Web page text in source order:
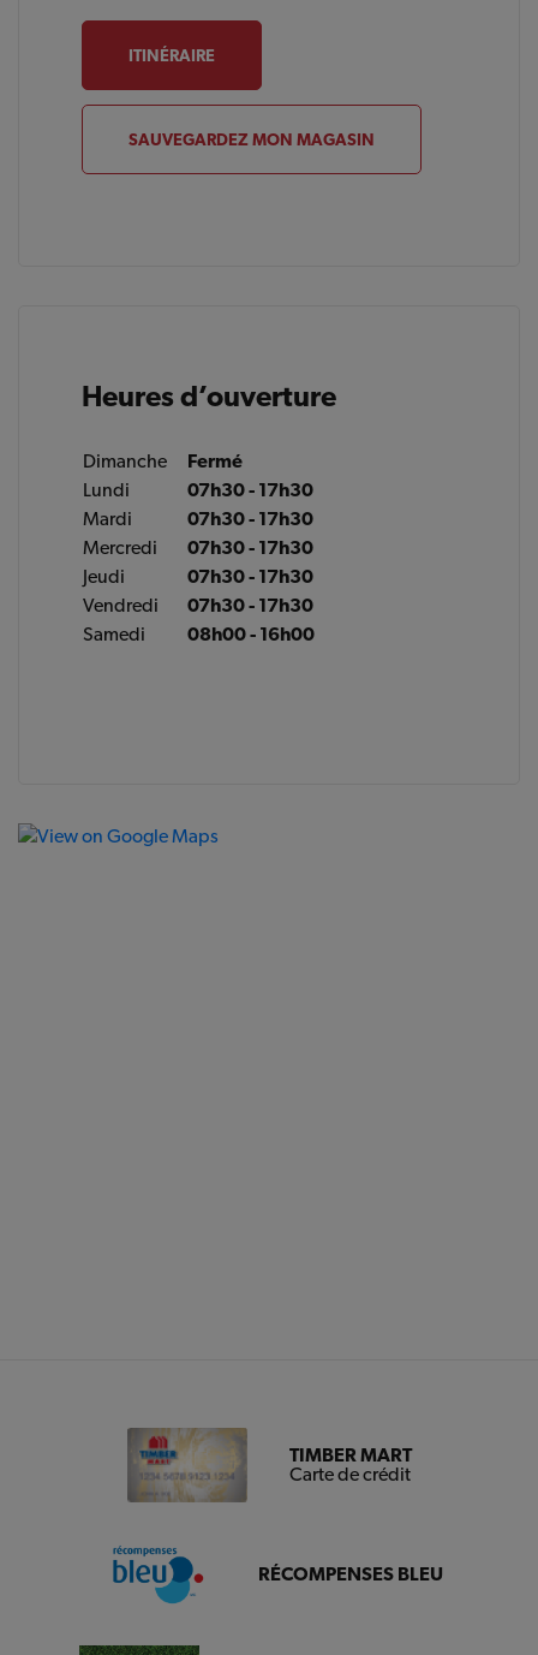
ITINÉRAIRE
SAUVEGARDEZ MON MAGASIN
Heures d’ouverture
Dimanche
Fermé
Lundi
07h30 - 17h30
Mardi
07h30 - 17h30
Mercredi
07h30 - 17h30
Jeudi
07h30 - 17h30
Vendredi
07h30 - 17h30
Samedi
08h00 - 16h00
TIMBER MART
Carte de crédit
RÉCOMPENSES BLEU